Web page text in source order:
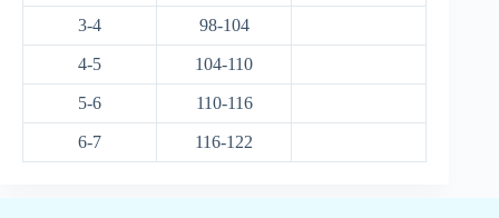
3-4 98-104
4-5 104-110
5-6 110-116
6-7 116-122